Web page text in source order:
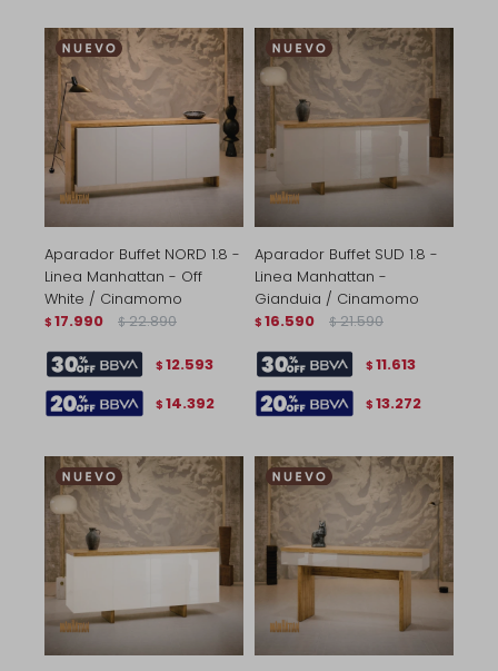
Aparador Buffet NORD 1.8 -
Linea Manhattan - Off
White / Cinamomo
$ 17.990 $ 22.890
$ 12.593
$ 14.392
Aparador Buffet SUD 1.8 -
Linea Manhattan -
Gianduia / Cinamomo
$ 16.590 $ 21.590
$ 11.613
$ 13.272